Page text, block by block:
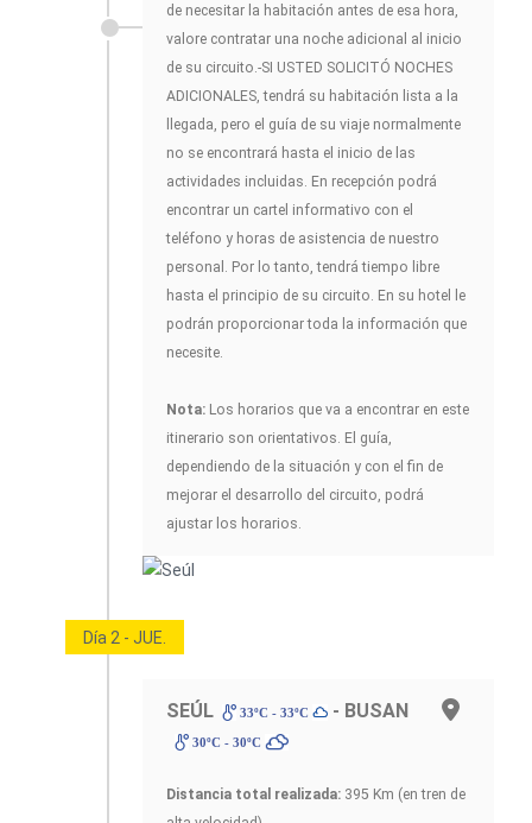
de necesitar la habitación antes de esa hora,
valore contratar una noche adicional al inicio
de su circuito.-SI USTED SOLICITÓ NOCHES
ADICIONALES, tendrá su habitación lista a la
llegada, pero el guía de su viaje normalmente
no se encontrará hasta el inicio de las
actividades incluidas. En recepción podrá
encontrar un cartel informativo con el
teléfono y horas de asistencia de nuestro
personal. Por lo tanto, tendrá tiempo libre
hasta el principio de su circuito. En su hotel le
podrán proporcionar toda la información que
necesite.
Nota: Los horarios que va a encontrar en este
itinerario son orientativos. El guía,
dependiendo de la situación y con el fin de
mejorar el desarrollo del circuito, podrá
ajustar los horarios.
Día 2 - JUE.
SEÚL 33ºC - 33ºC - BUSAN
30ºC - 30ºC
Distancia total realizada: 395 Km (en tren de